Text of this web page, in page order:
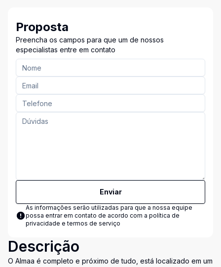
Proposta
Preencha os campos para que um de nossos
especialistas entre em contato
Enviar
As informações serão utilizadas para que a nossa equipe
possa entrar em contato de acordo com a política de
privacidade e termos de serviço
Descrição
O Almaa é completo e próximo de tudo, está localizado em um